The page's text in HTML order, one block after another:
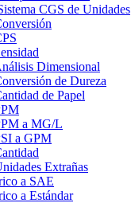
CGS de Unidades
Dimensional
de Dureza
de Papel
a MG/L
a GPM
Extrañas
a SAE
a Estándar